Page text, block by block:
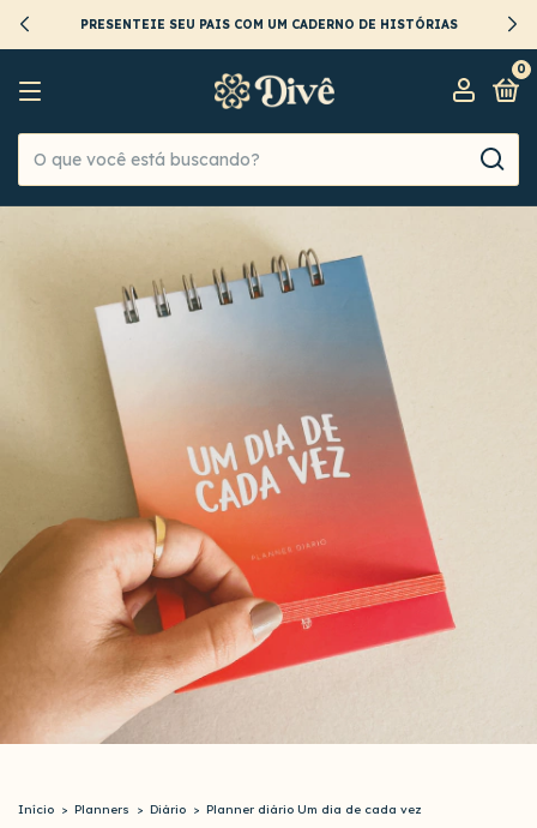
PRESENTEIE SEU PAIS COM UM CADERNO DE HISTÓRIAS
0
Início > Planners > Diário > Planner diário Um dia de cada vez